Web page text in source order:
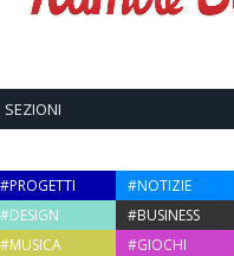
SEZIONI
#PROGETTI #NOTIZIE
#DESIGN
#BUSINESS
#MUSICA
#GIOCHI